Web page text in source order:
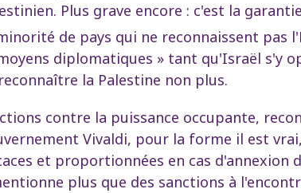
Plus grave encore : c'est la
de pays qui ne reconnaissent pas
diplomatiques » tant qu'Israël s'y
la Palestine non plus.
contre la puissance occupante,
Vivaldi, pour la forme il est
et proportionnées en cas
plus que des sanctions à